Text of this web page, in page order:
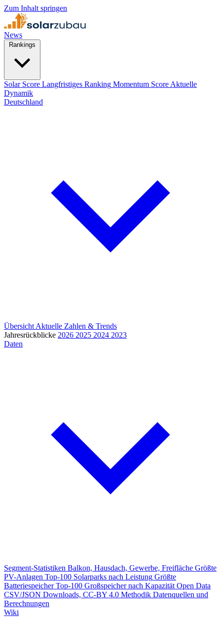
Zum Inhalt springen
News
Solar Score Langfristiges Ranking Momentum Score Aktuelle
Dynamik
Deutschland
Übersicht Aktuelle Zahlen & Trends
Jahresrückblicke 2026 2025 2024 2023
Daten
Segment-Statistiken Balkon, Hausdach, Gewerbe, Freifläche Größte
PV-Anlagen Top-100 Solarparks nach Leistung Größte
Batteriespeicher Top-100 Großspeicher nach Kapazität Open Data
CSV/JSON Downloads, CC-BY 4.0 Methodik Datenquellen und
Berechnungen
Wiki